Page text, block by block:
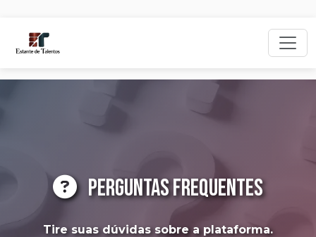
PERGUNTAS FREQUENTES
Tire suas dúvidas sobre a plataforma.